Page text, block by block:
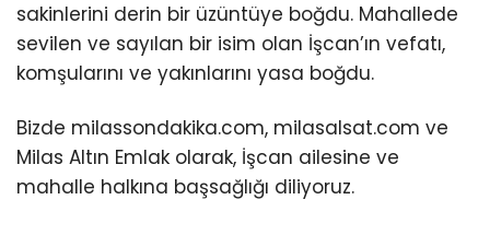
sakinlerini derin bir üzüntüye boğdu. Mahallede
sevilen ve sayılan bir isim olan İşcan’ın vefatı,
komşularını ve yakınlarını yasa boğdu.
Bizde milassondakika.com, milasalsat.com ve
Milas Altın Emlak olarak, İşcan ailesine ve
mahalle halkına başsağlığı diliyoruz.